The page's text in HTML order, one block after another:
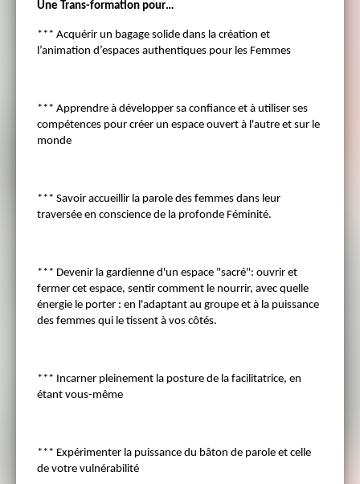
Une Trans-formation pour…
*** Acquérir un bagage solide dans la création et
l’animation d’espaces authentiques pour les Femmes
*** Apprendre à développer sa confiance et à utiliser ses
compétences pour créer un espace ouvert à l'autre et sur le
monde
*** Savoir accueillir la parole des femmes dans leur
traversée en conscience de la profonde Féminité.
*** Devenir la gardienne d'un espace "sacré": ouvrir et
fermer cet espace, sentir comment le nourrir, avec quelle
énergie le porter : en l'adaptant au groupe et à la puissance
des femmes qui le tissent à vos côtés.
*** Incarner pleinement la posture de la facilitatrice, en
étant vous-même
*** Expérimenter la puissance du bâton de parole et celle
de votre vulnérabilité